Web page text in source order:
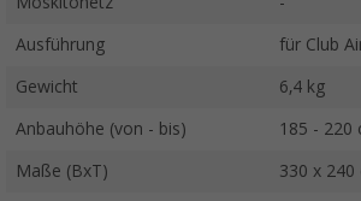
Ausführung für Club
Gewicht 6,4 kg
Anbauhöhe (von - bis) 185 - 220
Maße (BxT) 330 x 240